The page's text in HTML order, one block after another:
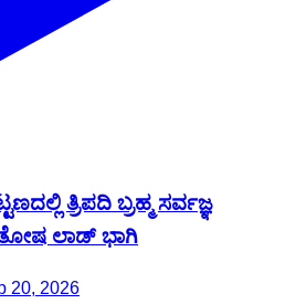
ತ್ರಿಪದಿ ಬ್ರಹ್ಮ ಸರ್ವಜ್ಞ
ಲಾಡ್ ಭಾಗಿ
20, 2026